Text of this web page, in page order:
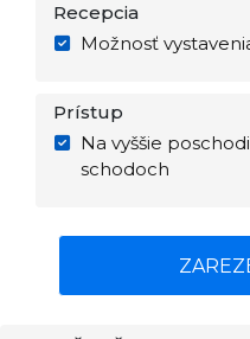
Recepcia
Možnosť
Prístup
Na vyššie
schodoch